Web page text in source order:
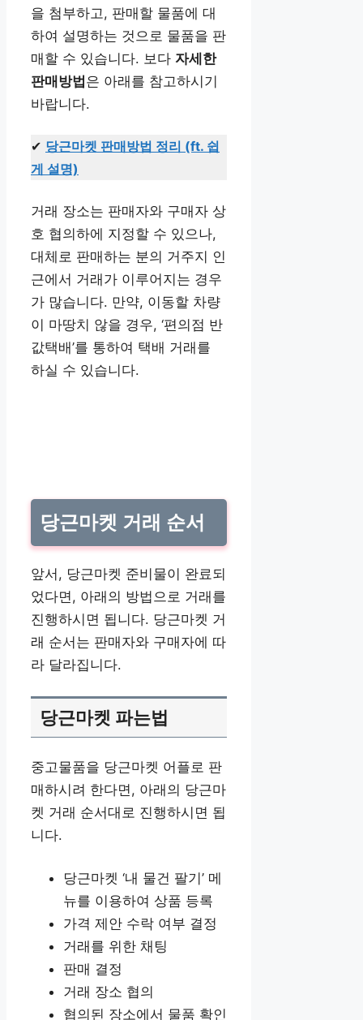
을 첨부하고, 판매할 물품에 대
하여 설명하는 것으로 물품을 판
매할 수 있습니다. 보다 자세한
판매방법은 아래를 참고하시기
바랍니다.
✔ 당근마켓 판매방법 정리 (ft. 쉽
게 설명)
거래 장소는 판매자와 구매자 상
호 협의하에 지정할 수 있으나,
대체로 판매하는 분의 거주지 인
근에서 거래가 이루어지는 경우
가 많습니다. 만약, 이동할 차량
이 마땅치 않을 경우, ‘편의점 반
값택배’를 통하여 택배 거래를
하실 수 있습니다.
당근마켓 거래 순서
앞서, 당근마켓 준비물이 완료되
었다면, 아래의 방법으로 거래를
진행하시면 됩니다. 당근마켓 거
래 순서는 판매자와 구매자에 따
라 달라집니다.
당근마켓 파는법
중고물품을 당근마켓 어플로 판
매하시려 한다면, 아래의 당근마
켓 거래 순서대로 진행하시면 됩
니다.
당근마켓 ‘내 물건 팔기’ 메
뉴를 이용하여 상품 등록
가격 제안 수락 여부 결정
거래를 위한 채팅
판매 결정
거래 장소 협의
협의된 장소에서 물품 확인